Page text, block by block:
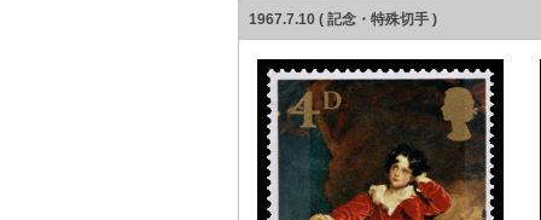
1967.7.10 ( 記念・特殊切手 )